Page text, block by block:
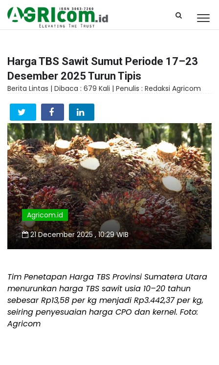
Harga TBS Sawit Sumut Periode 17–23
Desember 2025 Turun Tipis
Berita Lintas | Dibaca : 679 Kali | Penulis : Redaksi Agricom
Agricom.id
21 December 2025 , 10:29 WIB
Tim Penetapan Harga TBS Provinsi Sumatera Utara
menurunkan harga TBS sawit usia 10–20 tahun
sebesar Rp13,58 per kg menjadi Rp3.442,37 per kg,
seiring penyesuaian harga CPO dan kernel. Foto:
Agricom